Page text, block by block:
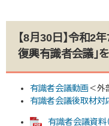
【8月30日】令和2
復興有識者会議」
有識者会議動画＜外
有識者会議後取材対
有識者会議資料